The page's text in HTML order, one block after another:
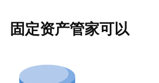
固定资产管家可以